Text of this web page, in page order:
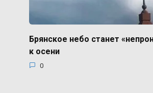
Брянское небо станет
к осени
0